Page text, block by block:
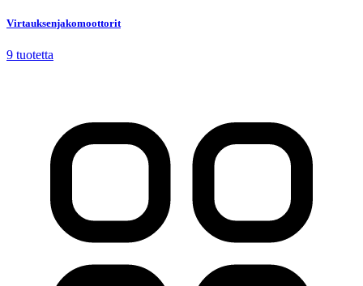
Virtauksenjakomoottorit
9 tuotetta